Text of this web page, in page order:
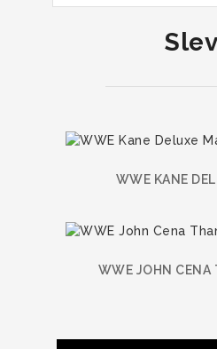
WWE KANE
WWE JOHN CENA